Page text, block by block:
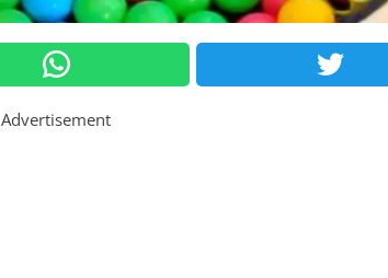
Advertisement